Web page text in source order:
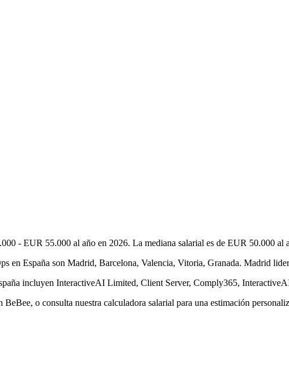
- EUR 55.000 al año en 2026. La mediana salarial es de EUR 50.000 al
en España son Madrid, Barcelona, Valencia, Vitoria, Granada. Madrid
incluyen InteractiveAI Limited, Client Server, Comply365,
o consulta nuestra calculadora salarial para una estimación